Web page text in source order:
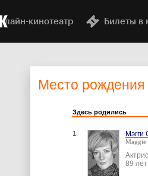
кинотеатр Билеты в
Место рождения
Здесь родились
1. Мэгги
Maggie
89 лет